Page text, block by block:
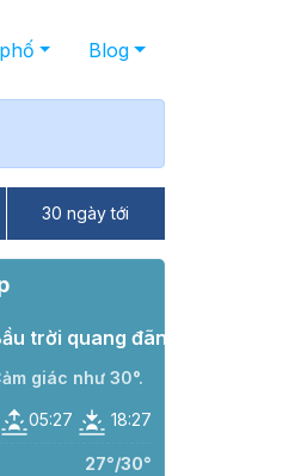
Blog
30 ngày tới
trời quang đãng
giác như 30°.
05:27 18:27
27°/30°